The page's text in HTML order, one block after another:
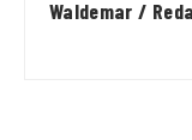
Waldemar /